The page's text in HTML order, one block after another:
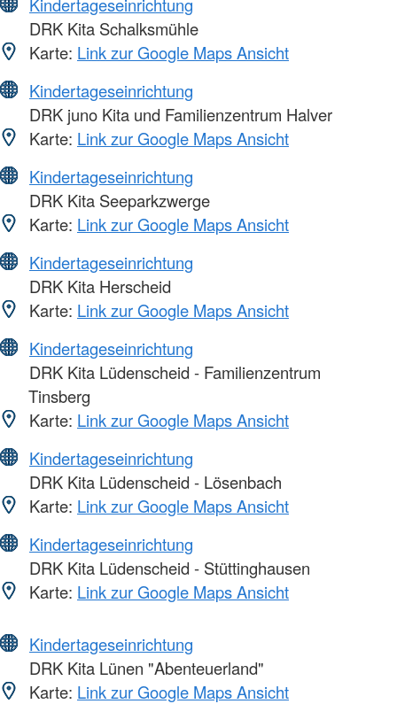
DRK Kita Schalksmühle
Karte: Link zur Google Maps Ansicht
Kindertageseinrichtung
DRK juno Kita und Familienzentrum Halver
Karte: Link zur Google Maps Ansicht
Kindertageseinrichtung
DRK Kita Seeparkzwerge
Karte: Link zur Google Maps Ansicht
Kindertageseinrichtung
DRK Kita Herscheid
Karte: Link zur Google Maps Ansicht
Kindertageseinrichtung
DRK Kita Lüdenscheid - Familienzentrum
Tinsberg
Karte: Link zur Google Maps Ansicht
Kindertageseinrichtung
DRK Kita Lüdenscheid - Lösenbach
Karte: Link zur Google Maps Ansicht
Kindertageseinrichtung
DRK Kita Lüdenscheid - Stüttinghausen
Karte: Link zur Google Maps Ansicht
Kindertageseinrichtung
DRK Kita Lünen "Abenteuerland"
Karte: Link zur Google Maps Ansicht